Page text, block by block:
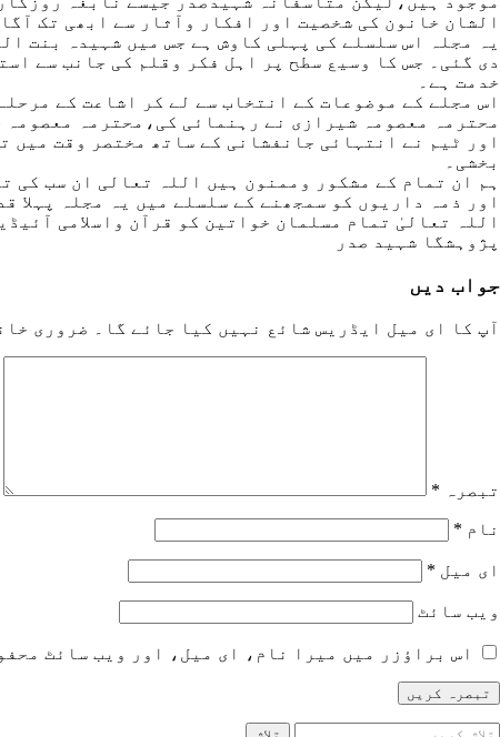
الشان خانون کی شخصیت اور افکار وآثار سے ابھی تک
یہ مجلہ اس سلسلے کی پہلی کاوش ہے جس میں شہیدہ بنت
دی گئی۔ جس کا وسیع سطح پر اہل فکر وقلم کی جانب سے
خدمت ہے۔
اس مجلے کے موضوعات کے انتخاب سے لے کر اشاعت کے
محترمہ معصومہ شیرازی نے رہنمائی کی،محترمہ
اور ٹیم نے انتہائی جانفشانی کے ساتھ مختصر وقت
بخشی۔
ہم ان تمام کے مشکور وممنون ہیں اللہ تعالی ان سب کی
اور ذمہ داریوں کو سمجھنے کے سلسلے میں یہ مجلہ پہلا
اللہ تعالیٰ تمام مسلمان خواتین کو قرآن واسلامی
پژوہشگا شہید صدر
جواب دیں
آپ کا ای میل ایڈریس شائع نہیں کیا جائے گا۔ ضروری
تبصرہ *
نام *
ای میل *
ویب‌ سائٹ
اس براؤزر میں میرا نام، ای میل، اور ویب سائٹ
تلاش